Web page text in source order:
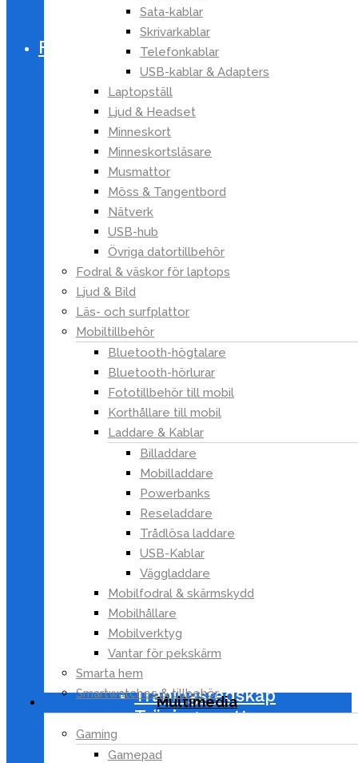
Sata-kablar
Skrivarkablar
Telefonkablar
USB-kablar & Adapters
Laptopställ
Ljud & Headset
Minneskort
Minneskortsläsare
Musmattor
Möss & Tangentbord
Nätverk
USB-hub
Övriga datortillbehör
Fodral & väskor för laptops
Ljud & Bild
Läs- och surfplattor
Mobiltillbehör
Bluetooth-högtalare
Bluetooth-hörlurar
Fototillbehör till mobil
Korthållare till mobil
Laddare & Kablar
Billaddare
Mobilladdare
Powerbanks
Reseladdare
Trådlösa laddare
USB-Kablar
Väggladdare
Mobilfodral & skärmskydd
Mobilhållare
Mobilverktyg
Vantar för pekskärm
Smarta hem
Smartwatches & tillbehör
Multimedia
Gaming
Gamepad
Verktygsset
Fritid
Sport & Fritid
Bollsport
Båt & Fiske
Cykeltillbehör
Dart
Friluftsliv & Camping
Bär- & svampplockning
Campingbelysning
Halkskydd
Insektsskydd
Kylväskor
Ligg- & sittunderlag
Matlagning & rengöring
Reflexer & Synlighet
Ryggsäckar
Sittstolar
Sovsäckar
Strandstolar
Termosar
Tält
Vandring
Vattensäker förvaring
Överlevnadsutrustning
Jakt & Skytte
Träning
Massage & Stretching
Shapewear
Simning
Stöd & Skydd
Träningsredskap
Träningsmattor
Styrketräning